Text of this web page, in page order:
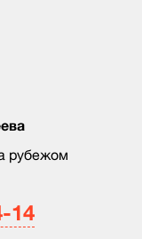
рубежом
14